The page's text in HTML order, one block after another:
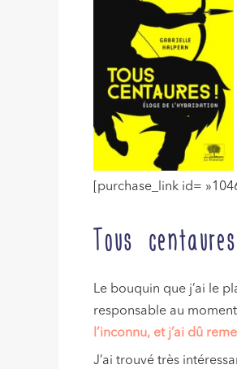
[purchase_link id=
Tous
Le bouquin que j’ai le
responsable au
l’inconnu, et j’ai dû
J’ai trouvé très